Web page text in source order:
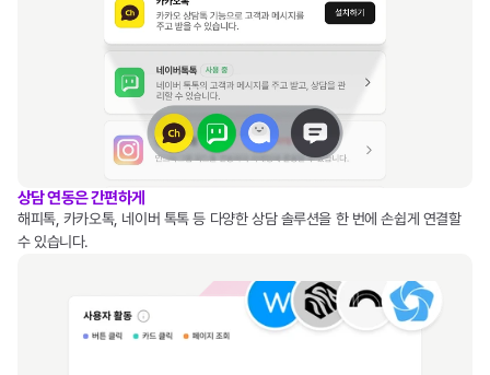
상담 연동은 간편하게
해피톡, 카카오톡, 네이버 톡톡 등 다양한 상담 솔루션을 한 번에 손쉽게 연결할
수 있습니다.